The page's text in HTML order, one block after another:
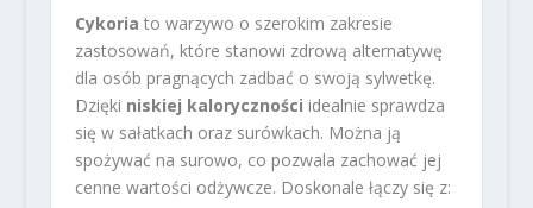
Cykoria to warzywo o szerokim zakresie
zastosowań, które stanowi zdrową alternatywę
dla osób pragnących zadbać o swoją sylwetkę.
Dzięki niskiej kaloryczności idealnie sprawdza
się w sałatkach oraz surówkach. Można ją
spożywać na surowo, co pozwala zachować jej
cenne wartości odżywcze. Doskonale łączy się z: